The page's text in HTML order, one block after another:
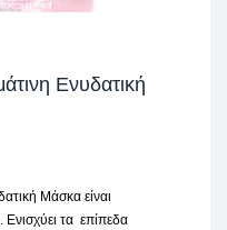
Ενυδατική
Μάσκα είναι
τα επίπεδα